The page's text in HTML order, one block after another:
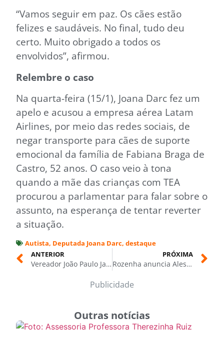
“Vamos seguir em paz. Os cães estão
felizes e saudáveis. No final, tudo deu
certo. Muito obrigado a todos os
envolvidos”, afirmou.
Relembre o caso
Na quarta-feira (15/1), Joana Darc fez um
apelo e acusou a empresa aérea Latam
Airlines, por meio das redes sociais, de
negar transporte para cães de suporte
emocional da família de Fabiana Braga de
Castro, 52 anos. O caso veio à tona
quando a mãe das crianças com TEA
procurou a parlamentar para falar sobre o
assunto, na esperança de tentar reverter
a situação.
Autista, Deputada Joana Darc, destaque
ANTERIOR
Vereador João Paulo Janjão fortalece bancada do esporte na CMM
PRÓXIMA
Rozenha anuncia Alessandra Campelo como diretora de futebol feminino da FAF
Publicidade
Outras notícias